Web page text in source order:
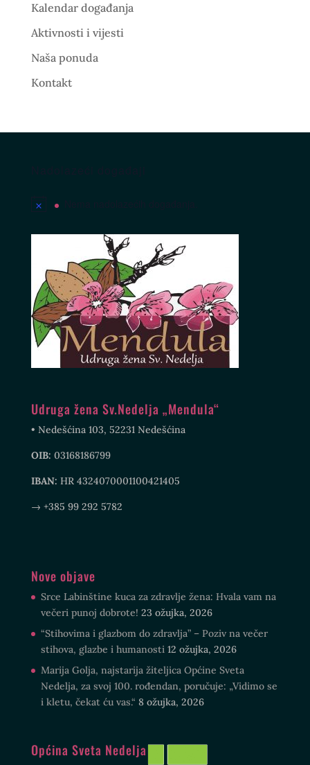
Kalendar događanja
Aktivnosti i vijesti
Naša ponuda
Kontakt
Udruga žena Sv.Nedelja „Mendula“
• Nedešćina 103, 52231 Nedešćina
OIB: 03168186799
IBAN: HR 4324070001100421405
→ +385 99 292 5782
Nove objave
Srce Labinštine kuca za zdravlje žena: Hvala vam na
večeri punoj dobrote! 23 ožujka, 2026
“Stihovima i glazbom do zdravlja” – Poziv na večer
stihova, glazbe i humanosti 12 ožujka, 2026
Marija Golja, najstarija žiteljica Općine Sveta
Nedelja, za svoj 100. rođendan, poručuje: „Vidimo se
i kletu, čekat ću vas.“ 8 ožujka, 2026
Općina Sveta Nedelja